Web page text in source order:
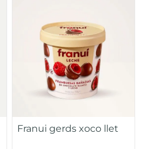
Franui gerds xoco llet